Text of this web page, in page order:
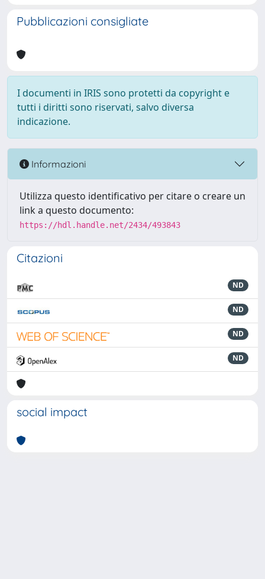
Pubblicazioni consigliate
I documenti in IRIS sono protetti da copyright e
tutti i diritti sono riservati, salvo diversa
indicazione.
Informazioni
Utilizza questo identificativo per citare o creare un
link a questo documento:
https://hdl.handle.net/2434/493843
Citazioni
ND
ND
ND
ND
social impact